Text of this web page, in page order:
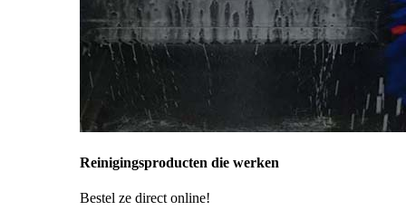
Reinigingsproducten die werken
Bestel ze direct online!